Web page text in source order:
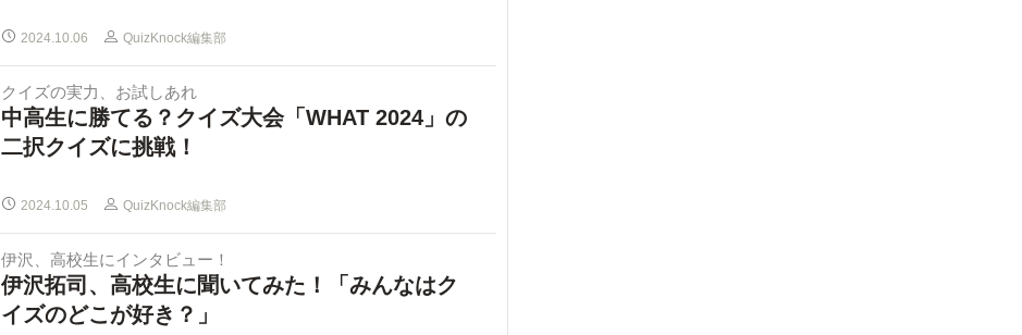
2024.10.06 QuizKnock編集部
クイズの実力、お試しあれ
中高生に勝てる？クイズ大会「WHAT 2024」の
二択クイズに挑戦！
2024.10.05 QuizKnock編集部
伊沢、高校生にインタビュー！
伊沢拓司、高校生に聞いてみた！「みんなはク
イズのどこが好き？」